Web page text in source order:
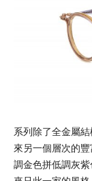
系列除了全金屬
來另一個層次的
調金色拼低調灰